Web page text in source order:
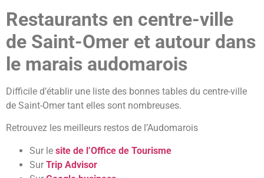
Restaurants en centre-ville
de Saint-Omer et autour dans
le marais audomarois
Difficile d’établir une liste des bonnes tables du centre-ville
de Saint-Omer tant elles sont nombreuses.
Retrouvez les meilleurs restos de l’Audomarois
Sur le site de l’Office de Tourisme
Sur Trip Advisor